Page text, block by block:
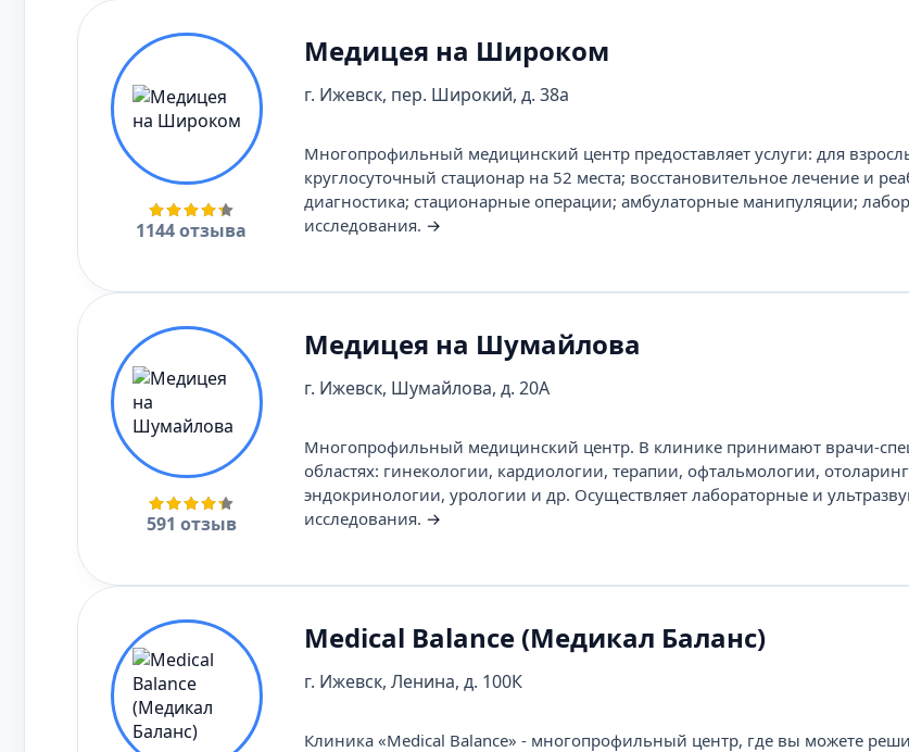
1144 отзыва
Медицея на Широком
г. Ижевск, пер. Широкий, д. 38а
Многопрофильный медицинский центр предоставляет услуги: для
круглосуточный стационар на 52 места; восстановительное лечение и
диагностика; стационарные операции; амбулаторные манипуляции;
исследования. →
591 отзыв
Медицея на Шумайлова
г. Ижевск, Шумайлова, д. 20А
Многопрофильный медицинский центр. В клинике принимают врачи-
областях: гинекологии, кардиологии, терапии, офтальмологии,
эндокринологии, урологии и др. Осуществляет лабораторные и
исследования. →
Medical Balance (Медикал Баланс)
г. Ижевск, Ленина, д. 100К
Клиника «Medical Balance» - многопрофильный центр, где вы можете